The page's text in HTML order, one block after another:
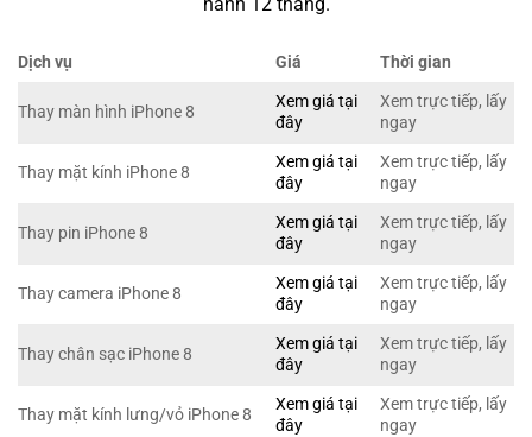
Dịch vụ Giá Thời gian
Thay màn hình iPhone 8
Xem giá tại
đây
Xem trực tiếp, lấy
ngay
Thay mặt kính iPhone 8
Xem giá tại
đây
Xem trực tiếp, lấy
ngay
Thay pin iPhone 8
Xem giá tại
đây
Xem trực tiếp, lấy
ngay
Thay camera iPhone 8
Xem giá tại
đây
Xem trực tiếp, lấy
ngay
Thay chân sạc iPhone 8
Xem giá tại
đây
Xem trực tiếp, lấy
ngay
Thay mặt kính lưng/vỏ iPhone 8
Xem giá tại
đây
Xem trực tiếp, lấy
ngay